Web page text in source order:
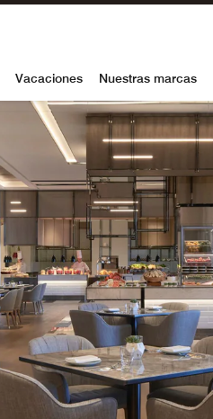
Vacaciones Nuestras marcas